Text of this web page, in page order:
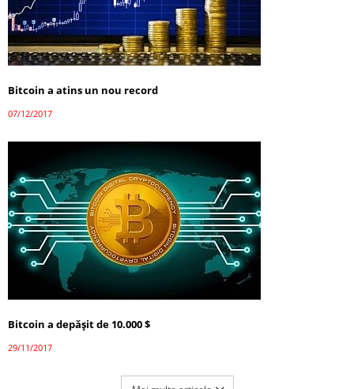
Bitcoin a atins un nou record
07/12/2017
Bitcoin a depășit de 10.000 $
29/11/2017